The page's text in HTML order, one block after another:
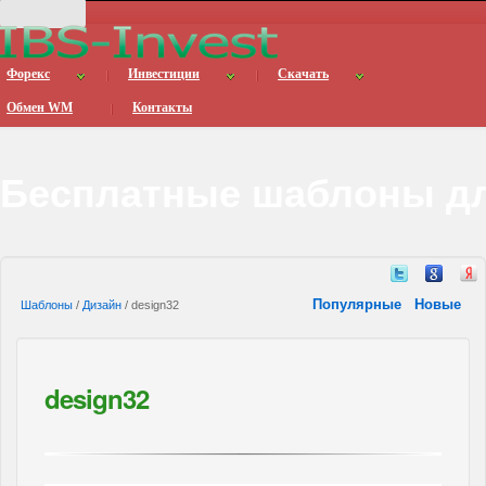
Форекс Инвестиции Скачать
Обмен WM Контакты
Шаблоны / Дизайн / design32 Популярные Новые
design32